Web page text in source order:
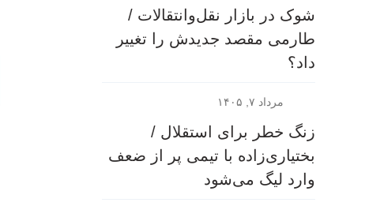
شوک در بازار نقل‌وانتقالات /
طارمی مقصد جدیدش را تغییر
داد؟
مرداد ۷, ۱۴۰۵
زنگ خطر برای استقلال /
بختیاری‌زاده با تیمی پر از ضعف
وارد لیگ می‌شود